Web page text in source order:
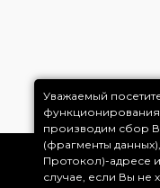
Уважаемый
функционирования
производим сбор
(фрагменты
Протокол)-адресе
случае, если Вы не